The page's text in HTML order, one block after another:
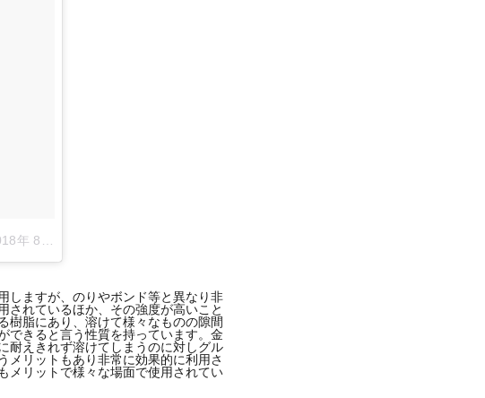
月19日午後6時05分PDT
しますが、のりやボンド等と異なり非
されているほか、その強度が高いこと
樹脂にあり、溶けて様々なものの隙間
できると言う性質を持っています。金
耐えきれず溶けてしまうのに対しグル
メリットもあり非常に効果的に利用さ
メリットで様々な場面で使用されてい